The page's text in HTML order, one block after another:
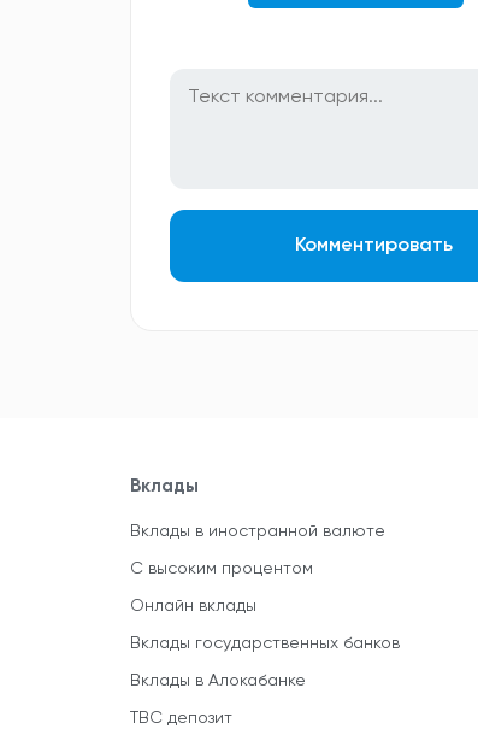
Комментировать
Вклады
Вклады в иностранной валюте
С высоким процентом
Онлайн вклады
Вклады государственных банков
Вклады в Алокабанке
TBC депозит